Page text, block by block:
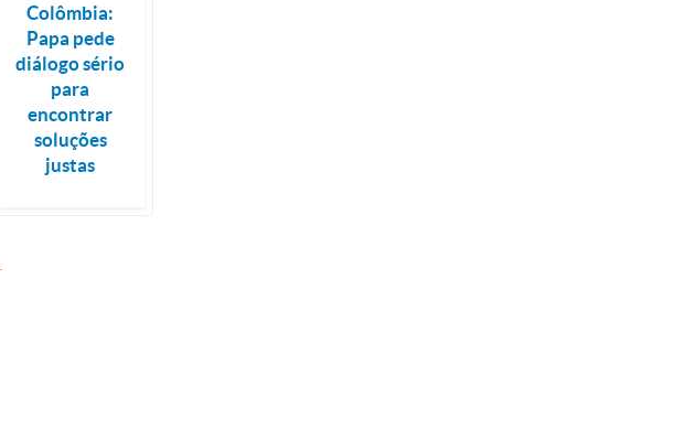
Colômbia:
Papa pede
diálogo sério
para
encontrar
soluções
justas